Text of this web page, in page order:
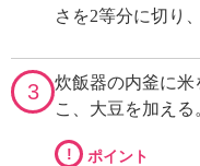
さを2等分に切り
3 炊飯器の内釜に米
こ、大豆を加える
! ポイント